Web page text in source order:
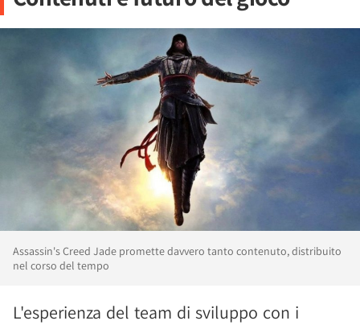
Assassin's Creed Jade promette davvero tanto contenuto, distribuito
nel corso del tempo
L'esperienza del team di sviluppo con i